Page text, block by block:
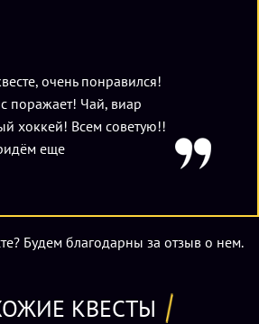
очень понравился!
поражает! Чай, виар
хоккей! Всем советую!!
еще
Будем благодарны за отзыв о нем.
КВЕСТЫ